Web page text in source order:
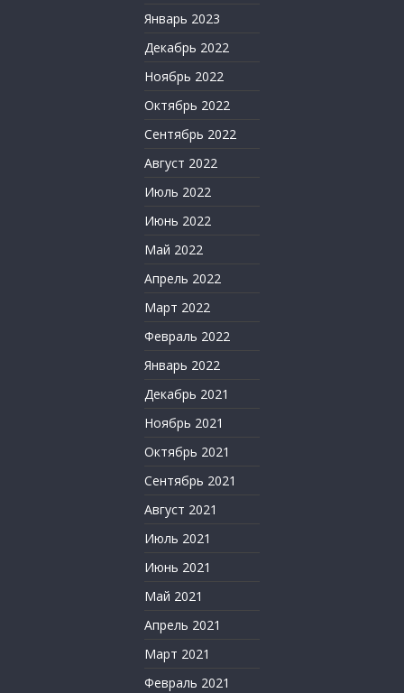
Январь 2023
Декабрь 2022
Ноябрь 2022
Октябрь 2022
Сентябрь 2022
Август 2022
Июль 2022
Июнь 2022
Май 2022
Апрель 2022
Март 2022
Февраль 2022
Январь 2022
Декабрь 2021
Ноябрь 2021
Октябрь 2021
Сентябрь 2021
Август 2021
Июль 2021
Июнь 2021
Май 2021
Апрель 2021
Март 2021
Февраль 2021